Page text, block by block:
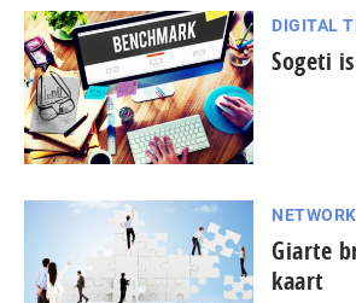
DIGITAL
Sogeti
Giarte
kaart